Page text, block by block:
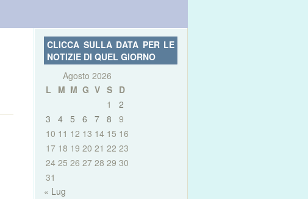
CLICCA SULLA DATA PER LE
NOTIZIE DI QUEL GIORNO
Agosto 2026
L
M M G V S D
1
2
3
4 5 6 7 8
9
10 11 12 13 14 15 16
17 18 19 20 21 22 23
24 25 26 27 28 29 30
31
« Lug